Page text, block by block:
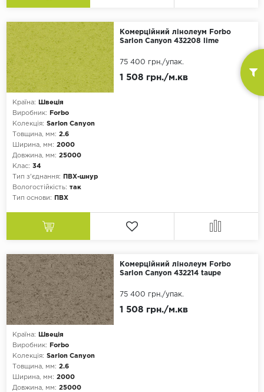
Комерційний лінолеум Forbo
Sarlon Canyon 432208 lime
Країна:
Швеція
Виробник:
Forbo
Колекція: Sarlon Canyon
Товщина, мм: 2.6
Ширина, мм: 2000
Довжина, мм: 25000
Клас: 34
Тип з'єднання:
ПВХ-шнур
Вологостійкість: так
Тип основи:
ПВХ
1 508 грн./м.кв
75 400 грн./упак.
Комерційний лінолеум Forbo
Sarlon Canyon 432214 taupe
Країна:
Швеція
Виробник:
Forbo
Колекція: Sarlon Canyon
Товщина, мм: 2.6
Ширина, мм: 2000
Довжина, мм: 25000
1 508 грн./м.кв
75 400 грн./упак.